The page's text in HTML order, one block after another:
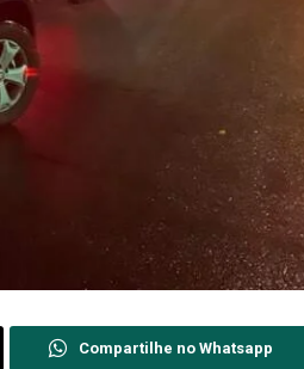
Compartilhe no Whatsapp